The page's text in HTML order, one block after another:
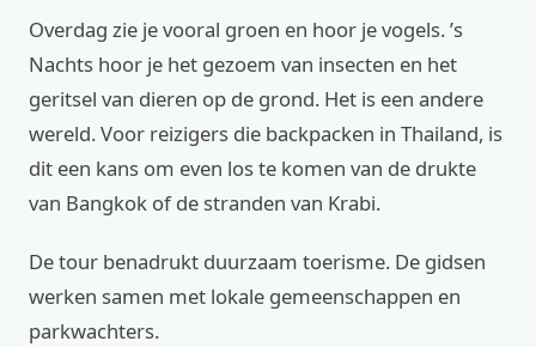
Overdag zie je vooral groen en hoor je vogels. ’s
Nachts hoor je het gezoem van insecten en het
geritsel van dieren op de grond. Het is een andere
wereld. Voor reizigers die backpacken in Thailand, is
dit een kans om even los te komen van de drukte
van Bangkok of de stranden van Krabi.
De tour benadrukt duurzaam toerisme. De gidsen
werken samen met lokale gemeenschappen en
parkwachters.